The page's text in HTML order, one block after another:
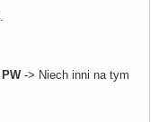
-> Niech inni na tym